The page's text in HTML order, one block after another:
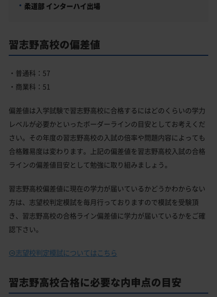
柔道部 インターハイ出場
習志野高校の偏差値
・普通科：57
・商業科：51
偏差値は入学試験で習志野高校に合格するにはどのくらいの学力
レベルが必要かといったボーダーラインの目安としてお考えくだ
さい。その年度の習志野高校の入試の倍率や問題内容によっても
合格難易度は変わります。上記の偏差値を習志野高校入試の合格
ラインの偏差値目安として勉強に取り組みましょう。
習志野高校偏差値に現在の学力が届いているかどうかわからない
方は、志望校判定模試を毎月行っておりますので模試を受験頂
き、習志野高校の合格ライン偏差値に学力が届いているかをご確
認下さい。
志望校判定模試についてはこちら
習志野高校合格に必要な内申点の目安